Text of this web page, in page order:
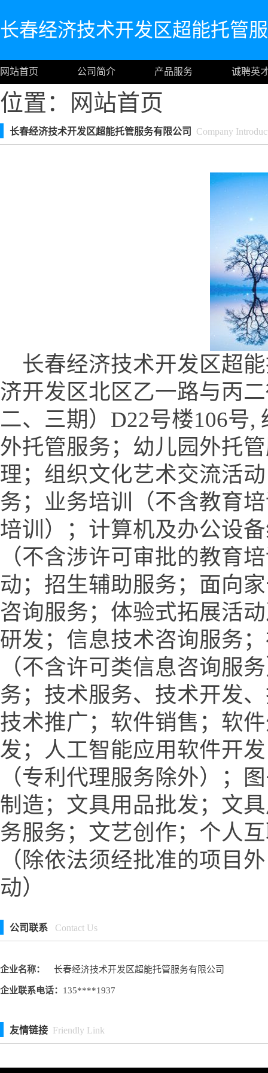
长春经济技术开发区超能托管
网站首页 公司简介 产品服务 诚聘英
位置： 网站首页
长春经济技术开发区超能托管服务有限公司 Company
长春经济技术开发区超
济开发区北区乙一路与丙
二、三期）D22号楼106号
外托管服务；幼儿园外托
理；组织文化艺术交流活
务；业务培训（不含教育
培训）；计算机及办公设
（不含涉许可审批的教育
动；招生辅助服务；面向
咨询服务；体验式拓展活
研发；信息技术咨询服务
（不含许可类信息咨询服
务；技术服务、技术开发
技术推广；软件销售；软
发；人工智能应用软件开
（专利代理服务除外）；
制造；文具用品批发；文
务服务；文艺创作；个人
（除依法须经批准的项目
动）
公司联系 Contact Us
企业名称： 长春经济技术开发区超能托管服务有限公司
企业联系电话： 135****1937
友情链接 Friendly Link